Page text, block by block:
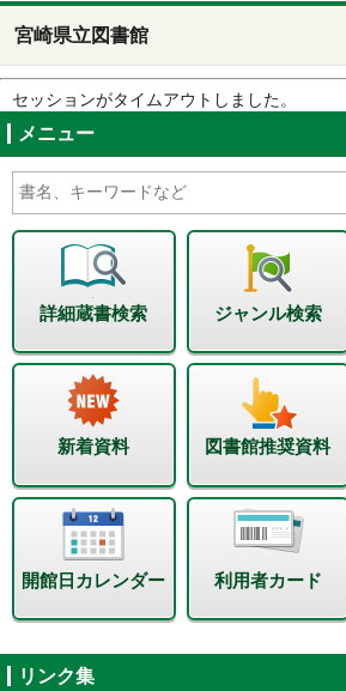
宮崎県立図書館
セッションがタイムアウトしました。
メニュー
詳細蔵書検索 ジャンル検索
新着資料 図書館推奨資料
開館日カレンダー 利用者カード
リンク集